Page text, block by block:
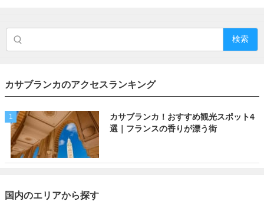
検索
カサブランカのアクセスランキング
1
カサブランカ！おすすめ観光スポット4
選｜フランスの香りが漂う街
国内のエリアから探す